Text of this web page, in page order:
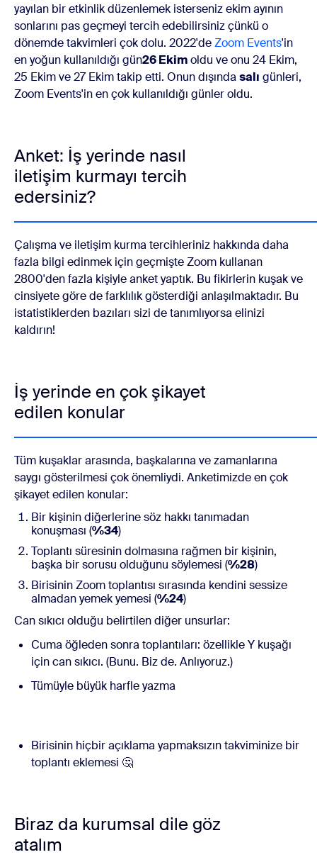
yayılan bir etkinlik düzenlemek isterseniz ekim ayının
sonlarını pas geçmeyi tercih edebilirsiniz çünkü o
dönemde takvimleri çok dolu. 2022'deZoom Events'in
en yoğun kullanıldığı gün26 Ekimoldu ve onu 24 Ekim,
25 Ekim ve 27 Ekim takip etti. Onun dışında salı günleri,
Zoom Events'in en çok kullanıldığı günler oldu.
Anket: İş yerinde nasıl
iletişim kurmayı tercih
edersiniz?
Çalışma ve iletişim kurma tercihleriniz hakkında daha
fazla bilgi edinmek için geçmişte Zoom kullanan
2800'den fazla kişiyle anket yaptık. Bu fikirlerin kuşak ve
cinsiyete göre de farklılık gösterdiği anlaşılmaktadır. Bu
istatistiklerden bazıları sizi de tanımlıyorsa elinizi
kaldırın!
İş yerinde en çok şikayet
edilen konular
Tüm kuşaklar arasında, başkalarına ve zamanlarına
saygı gösterilmesi çok önemliydi. Anketimizde en çok
şikayet edilen konular:
Bir kişinin diğerlerine söz hakkı tanımadan
konuşması (%34)
Toplantı süresinin dolmasına rağmen bir kişinin,
başka bir sorusu olduğunu söylemesi (%28)
Birisinin Zoom toplantısı sırasında kendini sessize
almadan yemek yemesi (%24)
Can sıkıcı olduğu belirtilen diğer unsurlar:
Cuma öğleden sonra toplantıları: özellikle Y kuşağı
için can sıkıcı. (Bunu. Biz de. Anlıyoruz.)
Tümüyle büyük harfle yazma
Birisinin hiçbir açıklama yapmaksızın takviminize bir
toplantı eklemesi 🤔
Biraz da kurumsal dile göz
atalım